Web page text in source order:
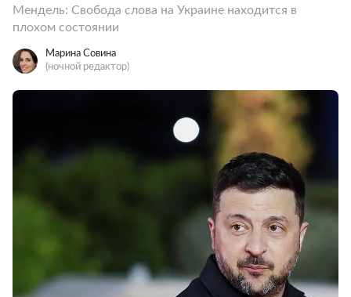
Мендель: Свобода слова на Украине находится в
плохом состоянии
Марина Совина
(ночной редактор)